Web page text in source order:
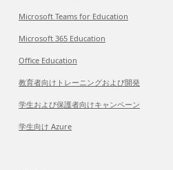
Microsoft Teams for Education
Microsoft 365 Education
Office Education
教育者向けトレーニングおよび開発
学生および保護者向けキャンペーン
学生向け Azure